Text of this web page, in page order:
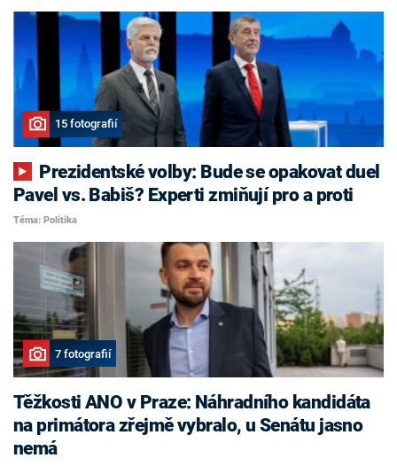
15 fotografií
Pavel vs. Babiš? Experti zmiňují pro a proti
Téma: Politika
7 fotografií
Těžkosti ANO v Praze: Náhradního kandidáta
na primátora zřejmě vybralo, u Senátu jasno
nemá